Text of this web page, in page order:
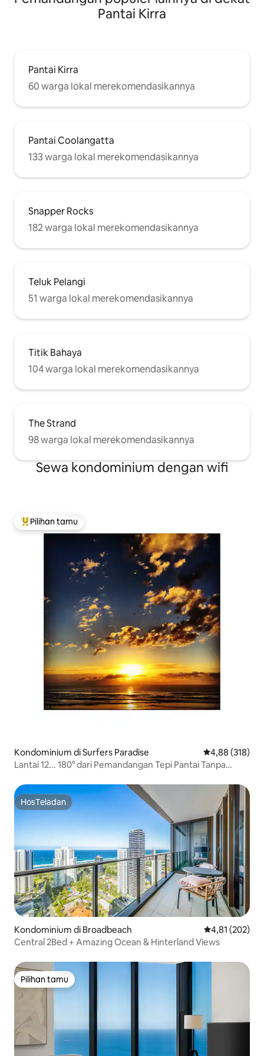
Pantai Kirra
Pantai Kirra
60 warga lokal merekomendasikannya
Pantai Coolangatta
133 warga lokal merekomendasikannya
Snapper Rocks
182 warga lokal merekomendasikannya
Teluk Pelangi
51 warga lokal merekomendasikannya
Titik Bahaya
104 warga lokal merekomendasikannya
The Strand
98 warga lokal merekomendasikannya
Sewa kondominium dengan wifi
Pilihan tamu terpopuler
Pilihan tamu
Kondominium di Surfers Paradise Nilai rata-rata
4,88 (318)
Lantai 12... 180° dari Pemandangan Tepi Pantai Tanpa
HosTeladan
HosTeladan
Kondominium di Broadbeach Nilai rata-rata
4,81 (202)
Central 2Bed + Amazing Ocean & Hinterland Views
Pilihan tamu
Pilihan tamu